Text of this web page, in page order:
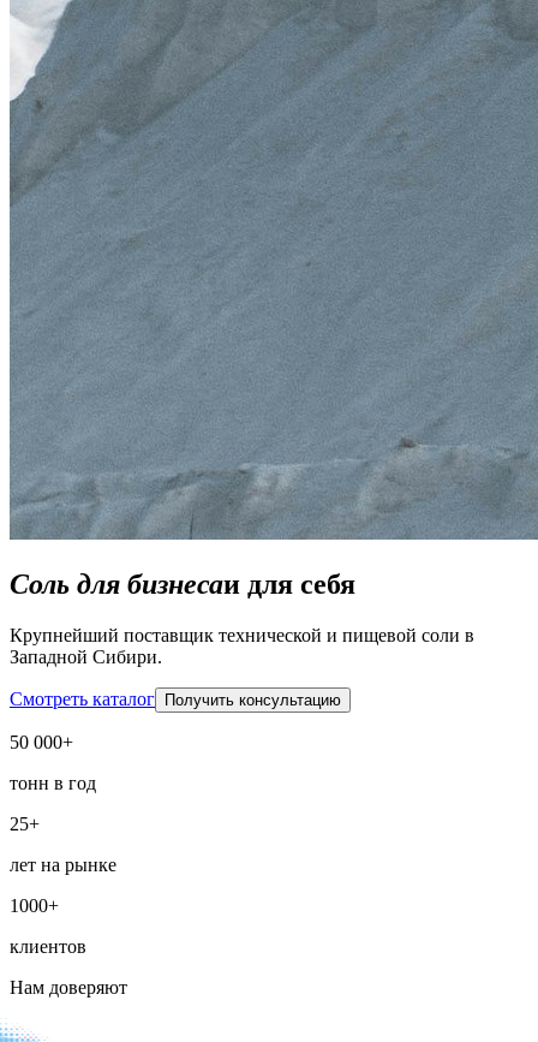
Соль для бизнесаи для себя
Крупнейший поставщик технической и пищевой соли в
Западной Сибири.
Смотреть каталог Получить консультацию
50 000+
тонн в год
25+
лет на рынке
1000+
клиентов
Нам доверяют